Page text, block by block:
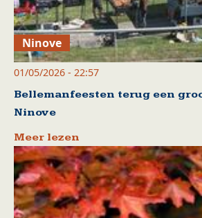
Ninove
01/05/2026 - 22:57
Bellemanfeesten terug een
Ninove
Meer lezen